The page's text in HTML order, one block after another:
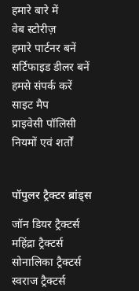
हमारे बारे में
वेब स्टोरीज़
हमारे पार्टनर बनें
सर्टिफाइड डीलर बनें
हमसे संपर्क करें
साइट मैप
प्राइवेसी पॉलिसी
नियमों एवं शर्तों
पॉपुलर ट्रैक्टर ब्रांड्स
जॉन डियर ट्रैक्टर्स
महिंद्रा ट्रैक्टर्स
सोनालिका ट्रैक्टर्स
स्वराज ट्रैक्टर्स